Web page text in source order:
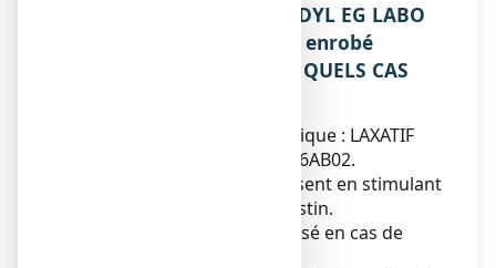
1. QU’EST-CE QUE BISACODYL EG LABO
CONSEIL 5 mg, comprimé enrobé
gastro-résistant ET DANS QUELS CAS
Classe pharmacothérapeutique : LAXATIF
STIMULANT – code ATC : A06AB02.
Les laxatifs stimulants agissent en stimulant
la partie inférieure de l’intestin.
Ce médicament est préconisé en cas de